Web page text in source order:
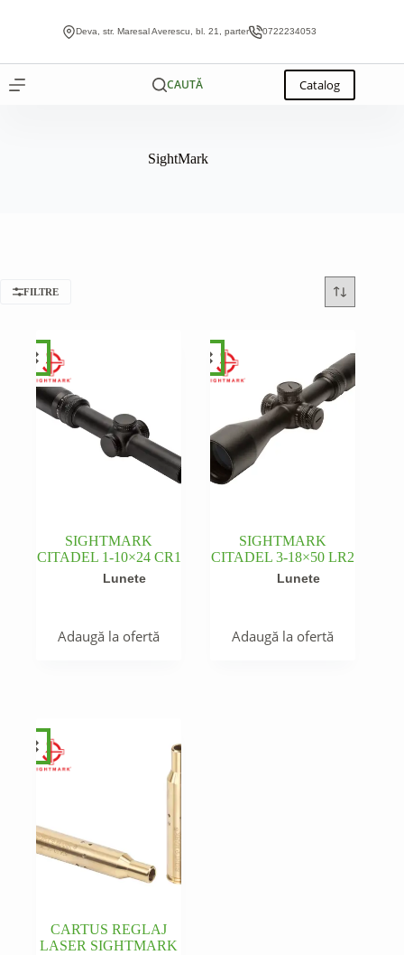
Deva, str. Maresal Averescu, bl. 21, parter 0722234053
CAUTĂ Catalog
SightMark
FILTRE
SIGHTMARK
CITADEL 1-10×24 CR1
Lunete
Adaugă la ofertă
SIGHTMARK
CITADEL 3-18×50 LR2
Lunete
Adaugă la ofertă
CARTUS REGLAJ
LASER SIGHTMARK